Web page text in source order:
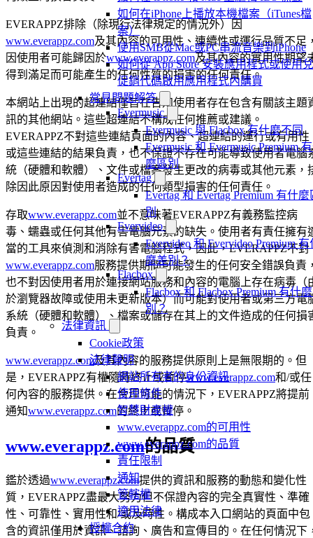
如何在iPhone上播放本機檔案（iTunes檔
案）
使用SMB從Mac或PC串流音樂到iPhone
如何從 App Store 安裝應用程式或使用
促銷代碼啟用應用程式內購買
常見問題解答
Evermusic
Evermusic 與 Flacbox 有什麼不同
Evermusic 和 Evermusic Premium
麼區別
Evertag
Evertag 和 Evertag Premium 有什麼
別
Evervideo
Evervideo 和 Evervideo Premium 有
麼差別？
Flacbox
Flacbox 和 Flacbox Premium 有什
別？
法律資訊
Cookie政策
法律聲明
網站所有者的身份資訊
使用條件
智慧財產權
www.everappz.com的可用性
www.everappz.com的品質
責任限制
通知
管轄權
適用法律
授權合約
EVERAPPZ排除（除現行法律規定的情況外）因
www.everappz.com及其內容的可用性、連續性或運行品質不足
因使用者可能歸因於www.everappz.com及其內容的實用性期望
得到滿足而可能產生的任何性質的損害的任何責任。
本網站上出現的超連結僅旨在告知使用者存在包含有關該主題
訊的其他網站。這些超連結不構成任何推薦或建議。
EVERAPPZ不對這些連結頁面的內容、超連結的運行或有用性
或這些連結的結果負責，也不保證不存在可能導致使用者電腦
統（硬體和軟體）、文件或檔案發生更改的病毒或其他元素，
除因此原因對使用者造成的任何類型損害的任何責任。
存取www.everappz.com並不意味著EVERAPPZ有義務監控病
毒、蠕蟲或任何其他有害電腦元素的缺失。使用者有責任擁有
當的工具來偵測和消除有害電腦程式，因此，EVERAPPZ不對
www.everappz.com服務提供期間可能發生的任何安全錯誤負責
也不對因使用者用於連接網站服務和內容的電腦上存在病毒（
於瀏覽器故障或使用未更新版本）而可能對使用者或第三方電
系統（硬體和軟體）、檔案或儲存在其上的文件造成的任何損
負責。
www.everappz.com及其內容的服務提供原則上是無限期的。但
是，EVERAPPZ有權隨時終止或暫停www.everappz.com和/或任
何內容的服務提供。在合理可能的情況下，EVERAPPZ將提前
通知www.everappz.com的終止或暫停。
www.everappz.com的品質
鑑於透過www.everappz.com提供的資訊和服務的動態和變化性
質，EVERAPPZ盡最大努力但不保證內容的完全真實性、準確
性、可靠性、實用性和/或及時性。構成本入口網站的頁面中包
含的資訊僅用於資訊、諮詢、廣告和宣傳目的。在任何情況下